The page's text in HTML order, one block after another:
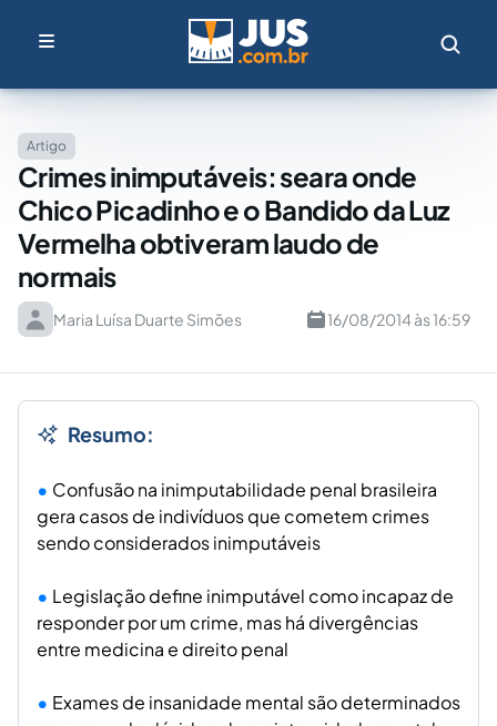
Artigo
Crimes inimputáveis: seara onde
Chico Picadinho e o Bandido da Luz
Vermelha obtiveram laudo de
normais
Maria Luísa Duarte Simões 16/08/2014 às 16:59
Resumo:
Confusão na inimputabilidade penal brasileira
gera casos de indivíduos que cometem crimes
sendo considerados inimputáveis
Legislação define inimputável como incapaz de
responder por um crime, mas há divergências
entre medicina e direito penal
Exames de insanidade mental são determinados